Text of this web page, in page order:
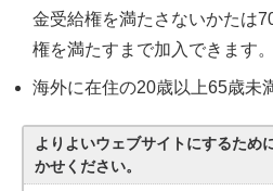
金受給権を満たさないかたは
権を満たすまで加入できます。
海外に在住の20歳以上65歳未
よりよいウェブサイトにするため
かせください。